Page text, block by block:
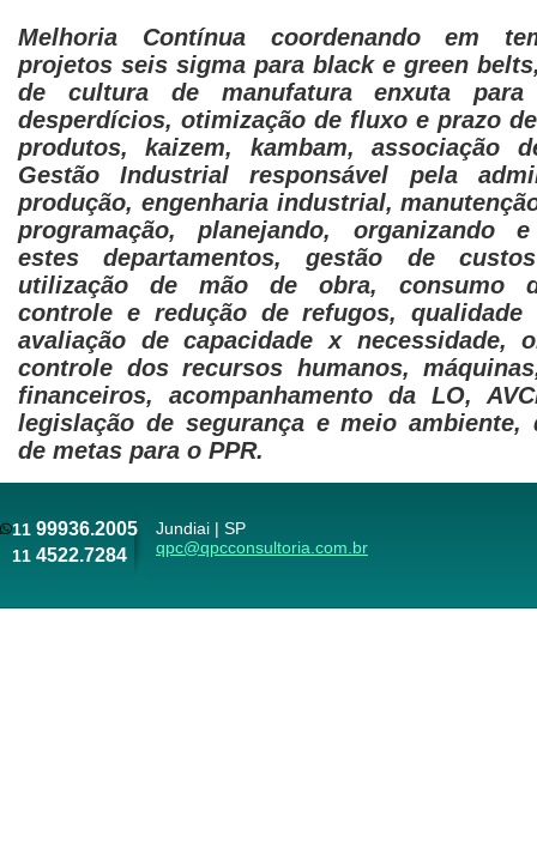
Melhoria Contínua coordenando em
projetos seis sigma para black e green
de cultura de manufatura enxuta para
desperdícios, otimização de fluxo e prazo
produtos, kaizem, kambam, associação
Gestão Industrial responsável pela
produção, engenharia industrial,
programação, planejando, organizando
estes departamentos, gestão de
utilização de mão de obra, consumo
controle e redução de refugos, qualidade
avaliação de capacidade x necessidade,
controle dos recursos humanos,
financeiros, acompanhamento da LO,
legislação de segurança e meio ambiente,
de metas para o PPR.
11 99936.2005
11 4522.7284
Jundiai | SP
qpc@qpcconsultoria.com.br